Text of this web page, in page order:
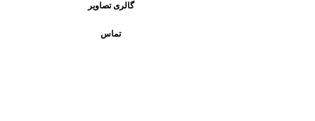
گالری تصاویر
تماس